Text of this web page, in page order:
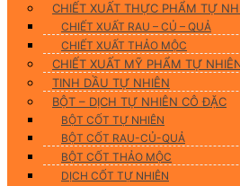
CHIẾT XUẤT THỰC PHẨM TỰ
CHIẾT XUẤT RAU – CỦ – QUẢ
CHIẾT XUẤT THẢO MỘC
CHIẾT XUẤT MỸ PHẨM TỰ
TINH DẦU TỰ NHIÊN
BỘT – DỊCH TỰ NHIÊN CÔ ĐẶC
BỘT CỐT TỰ NHIÊN
BỘT CỐT RAU-CỦ-QUẢ
BỘT CỐT THẢO MỘC
DỊCH CỐT TỰ NHIÊN